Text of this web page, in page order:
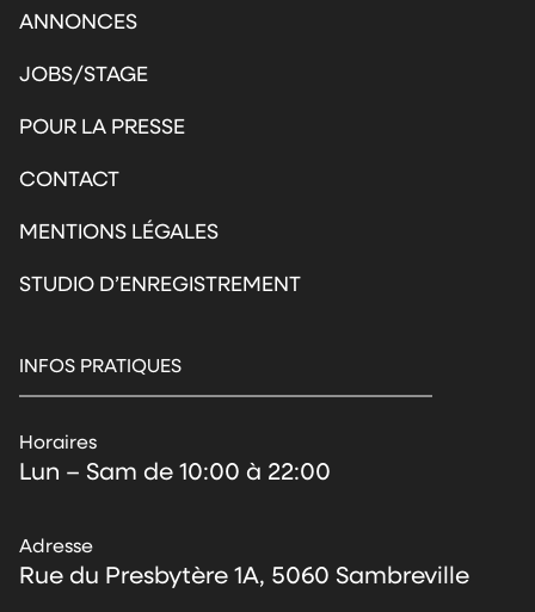
ANNONCES
JOBS/STAGE
POUR LA PRESSE
CONTACT
MENTIONS LÉGALES
STUDIO D’ENREGISTREMENT
INFOS PRATIQUES
Horaires
Lun – Sam de 10:00 à 22:00
Adresse
Rue du Presbytère 1A, 5060 Sambreville